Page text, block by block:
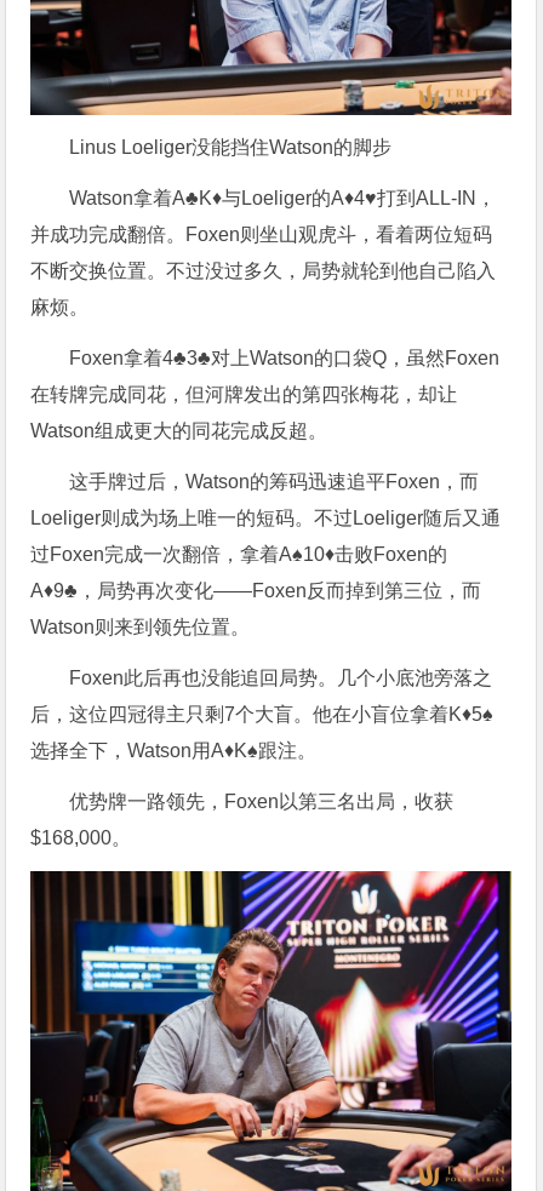
Linus Loeliger没能挡住Watson的脚步
Watson拿着A♣K♦与Loeliger的A♦4♥打到ALL-IN，
并成功完成翻倍。Foxen则坐山观虎斗，看着两位短码
不断交换位置。不过没过多久，局势就轮到他自己陷入
麻烦。
Foxen拿着4♣3♣对上Watson的口袋Q，虽然Foxen
在转牌完成同花，但河牌发出的第四张梅花，却让
Watson组成更大的同花完成反超。
这手牌过后，Watson的筹码迅速追平Foxen，而
Loeliger则成为场上唯一的短码。不过Loeliger随后又通
过Foxen完成一次翻倍，拿着A♠10♦击败Foxen的
A♦9♣，局势再次变化——Foxen反而掉到第三位，而
Watson则来到领先位置。
Foxen此后再也没能追回局势。几个小底池旁落之
后，这位四冠得主只剩7个大盲。他在小盲位拿着K♦5♠
选择全下，Watson用A♦K♠跟注。
优势牌一路领先，Foxen以第三名出局，收获
$168,000。